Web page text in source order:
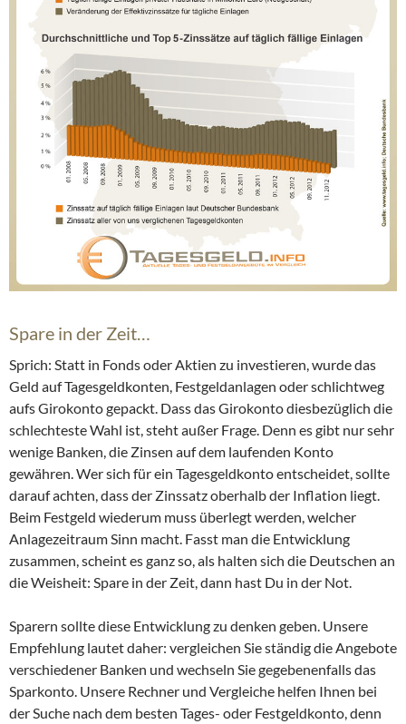
Spare in der Zeit…
Sprich: Statt in Fonds oder Aktien zu investieren, wurde das
Geld auf Tagesgeldkonten, Festgeldanlagen oder schlichtweg
aufs Girokonto gepackt. Dass das Girokonto diesbezüglich die
schlechteste Wahl ist, steht außer Frage. Denn es gibt nur sehr
wenige Banken, die Zinsen auf dem laufenden Konto
gewähren. Wer sich für ein Tagesgeldkonto entscheidet, sollte
darauf achten, dass der Zinssatz oberhalb der Inflation liegt.
Beim Festgeld wiederum muss überlegt werden, welcher
Anlagezeitraum Sinn macht. Fasst man die Entwicklung
zusammen, scheint es ganz so, als halten sich die Deutschen an
die Weisheit: Spare in der Zeit, dann hast Du in der Not.
Sparern sollte diese Entwicklung zu denken geben. Unsere
Empfehlung lautet daher: vergleichen Sie ständig die Angebote
verschiedener Banken und wechseln Sie gegebenenfalls das
Sparkonto. Unsere Rechner und Vergleiche helfen Ihnen bei
der Suche nach dem besten Tages- oder Festgeldkonto, denn